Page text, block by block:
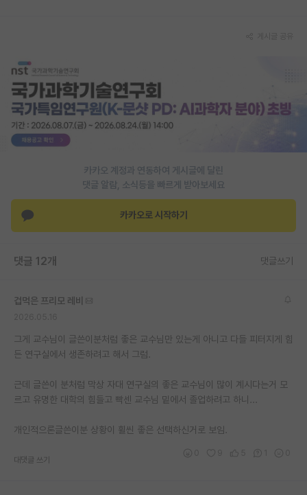
학술 정보 게시판
홍보 게시판
커리어
반도체 아카데미
카카오 계정과 연동하여 게시글에 달린
댓글 알람, 소식등을 빠르게 받아보세요
카카오로 시작하기
댓글 12개 댓글쓰기
겁먹은 프리모 레비
그게 교수님이 글쓴이분처럼 좋은 교수님만 있는게 아니고 다들 피터지게 힘
든 연구실에서 생존하려고 해서 그럼.
근데 글쓴이 분처럼 막상 자대 연구실의 좋은 교수님이 많이 계시다는거 모
르고 유명한 대학의 힘들고 빡센 교수님 밑에서 졸업하려고 하니...
개인적으론글쓴이분 상황이 휠씬 좋은 선택하신거로 보임.
대댓글 쓰기